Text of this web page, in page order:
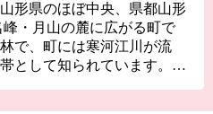
形県のほぼ中央、県都山形
・月山の麓に広がる町で
で、町には寒河江川が流
として知られています。古